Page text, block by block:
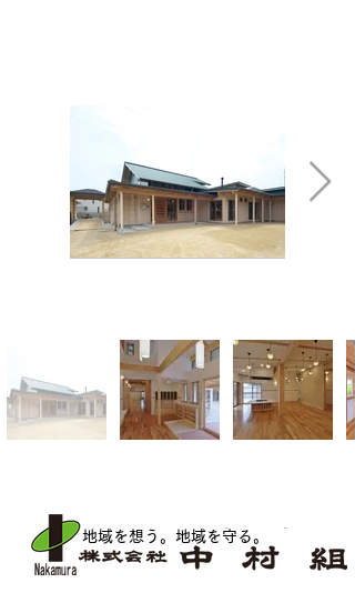
地域を想う。地域を守る 。